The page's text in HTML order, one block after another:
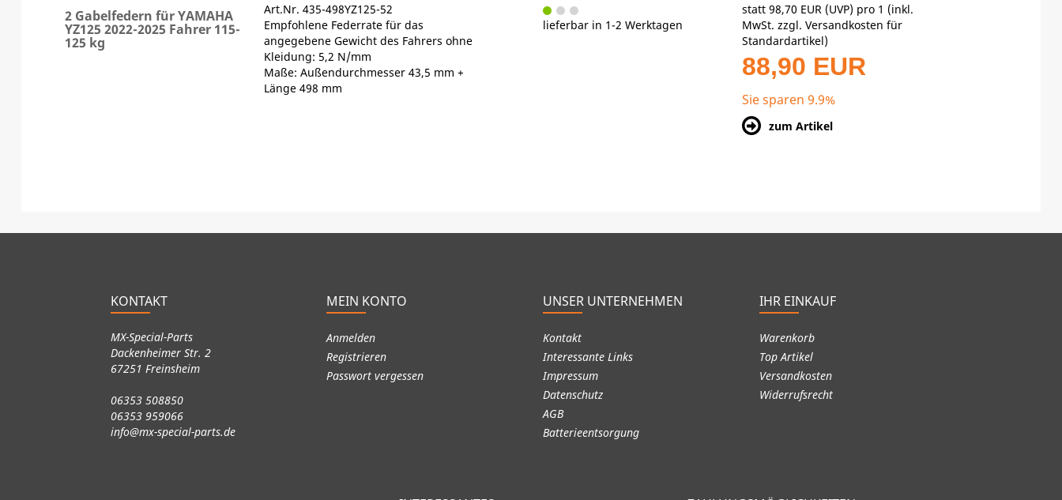
2 Gabelfedern für YAMAHA
YZ125 2022-2025 Fahrer 115-
125 kg
Art.Nr. 435-498YZ125-52
Empfohlene Federrate für das
angegebene Gewicht des Fahrers ohne
Kleidung: 5,2 N/mm
Maße: Außendurchmesser 43,5 mm +
Länge 498 mm
lieferbar in 1-2 Werktagen
statt98,70 EUR (UVP) pro 1 (inkl.
MwSt. zzgl.Versandkosten für
Standardartikel)
88,90 EUR
Sie sparen 9.9%
zum Artikel
KONTAKT
MX-Special-Parts
Dackenheimer Str. 2
67251 Freinsheim
06353 508850
06353 959066
info@mx-special-parts.de
MEIN KONTO
Anmelden
Registrieren
Passwort vergessen
UNSER UNTERNEHMEN
Kontakt
Interessante Links
Impressum
Datenschutz
AGB
Batterieentsorgung
IHR EINKAUF
Warenkorb
Top Artikel
Versandkosten
Widerrufsrecht